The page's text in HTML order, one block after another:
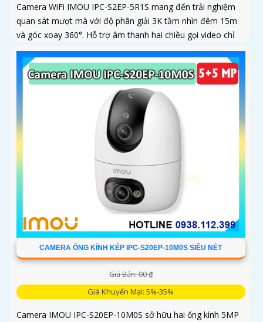
Camera WiFi IMOU IPC-S2EP-5R1S mang đến trải nghiệm
quan sát mượt mà với độ phân giải 3K tầm nhìn đêm 15m
và góc xoay 360°. Hỗ trợ âm thanh hai chiều gọi video chỉ
với một chạm và lưu trữ thẻ nhớ tới 256GB
CAMERA ỐNG KÍNH KÉP IPC-S20EP-10M0S SIÊU NÉT
Giá Bán: 00 ₫
Giá Khuyến Mại: 5%-35%
Camera IMOU IPC-S20EP-10M0S sở hữu hai ống kính 5MP